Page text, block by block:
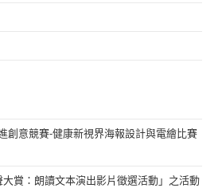
創意競賽-健康新視界海報設計與電繪比賽
賞：朗讀文本演出影片徵選活動」之活動